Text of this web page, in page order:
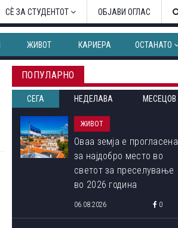
СЀ ЗА СТУДЕНТОТ ОБЈАВИ ОГЛАС
ЖИВОТ КАРИЕРА ОСТАНАТО
ПОПУЛАРНО
СЕГА НЕДЕЛАВА МЕСЕЦОВ
ЖИВОТ
Оваа земја е прогласена
за најдобро место во
светот за преселување
во 2026 година
06.08.2026 0